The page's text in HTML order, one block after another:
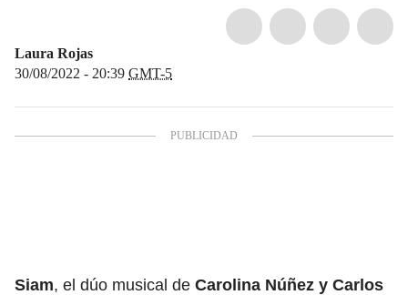
Laura Rojas
30/08/2022 - 20:39 GMT-5
Siam, el dúo musical de Carolina Núñez y Carlos